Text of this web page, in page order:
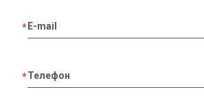
E-mail
Телефон